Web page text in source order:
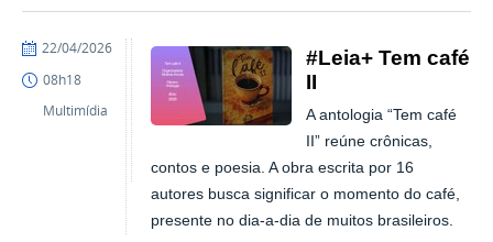
#Leia+ Tem café
II
A antologia “Tem café
II” reúne crônicas,
contos e poesia. A obra escrita por 16
autores busca significar o momento do café,
presente no dia-a-dia de muitos brasileiros.
publicado
22/04/2026
08h18
Multimídia